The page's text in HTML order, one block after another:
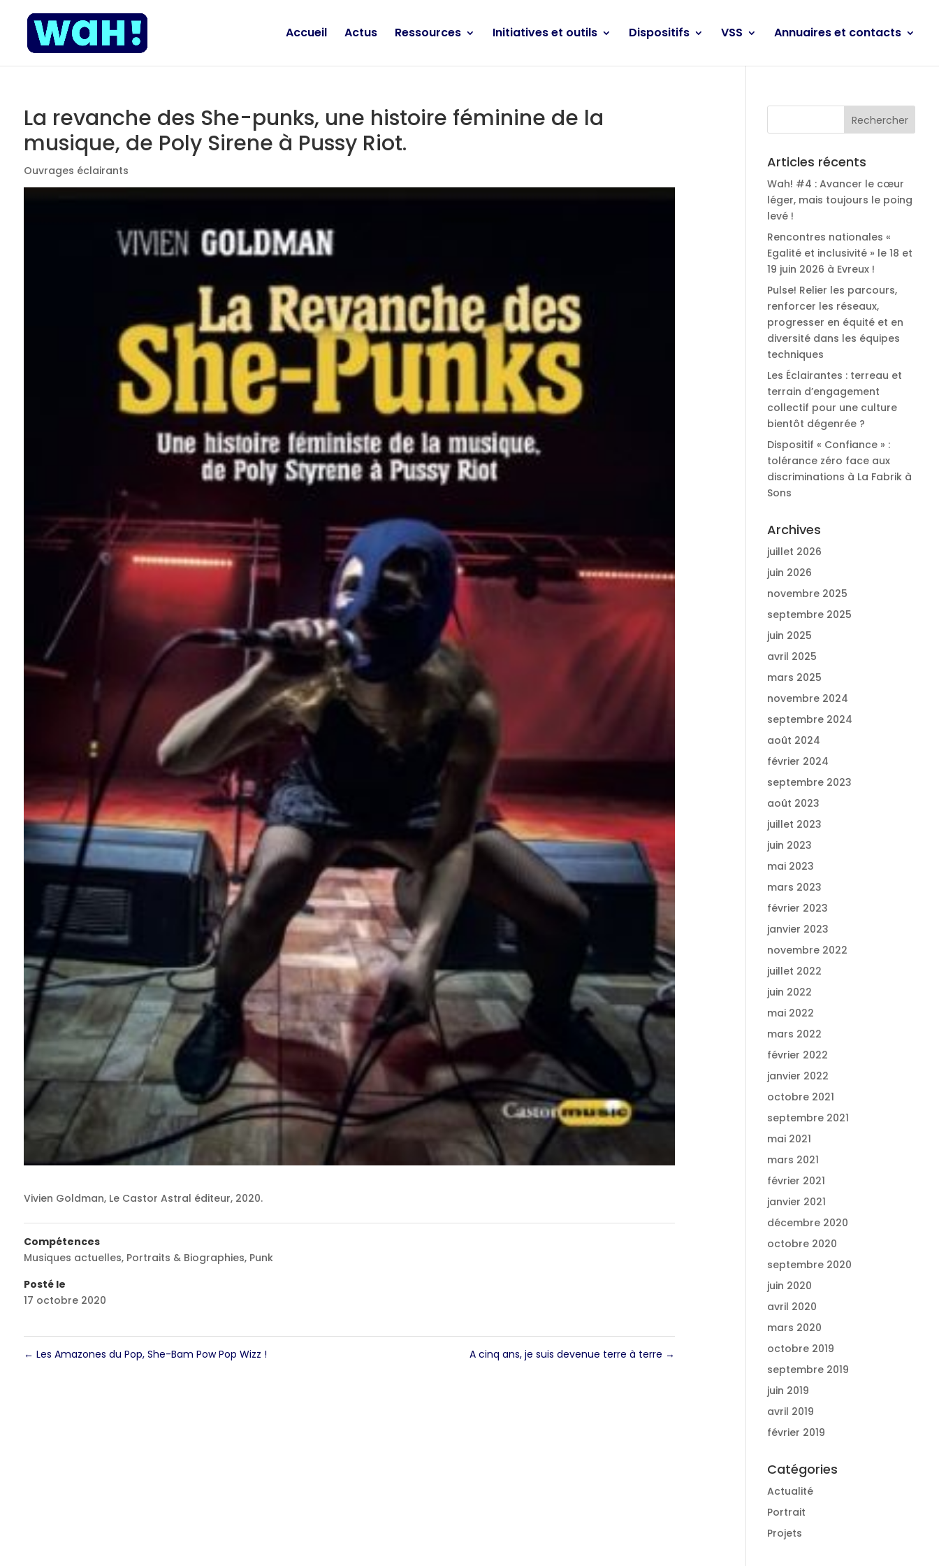
Accueil Actus Ressources Initiatives et outils Dispositifs VSS Annuaires et contacts
La revanche des She-punks, une histoire féminine de la
musique, de Poly Sirene à Pussy Riot.
Ouvrages éclairants
Vivien Goldman, Le Castor Astral éditeur, 2020.
Compétences
Musiques actuelles, Portraits & Biographies, Punk
Posté le
17 octobre 2020
← Les Amazones du Pop, She-Bam Pow Pop Wizz ! A cinq ans, je suis devenue terre à terre →
Articles récents
Wah! #4 : Avancer le cœur
léger, mais toujours le poing
levé !
Rencontres nationales «
Egalité et inclusivité » le 18 et
19 juin 2026 à Evreux !
Pulse! Relier les parcours,
renforcer les réseaux,
progresser en équité et en
diversité dans les équipes
techniques
Les Éclairantes : terreau et
terrain d’engagement
collectif pour une culture
bientôt dégenrée ?
Dispositif « Confiance » :
tolérance zéro face aux
discriminations à La Fabrik à
Sons
Archives
juillet 2026
juin 2026
novembre 2025
septembre 2025
juin 2025
avril 2025
mars 2025
novembre 2024
septembre 2024
août 2024
février 2024
septembre 2023
août 2023
juillet 2023
juin 2023
mai 2023
mars 2023
février 2023
janvier 2023
novembre 2022
juillet 2022
juin 2022
mai 2022
mars 2022
février 2022
janvier 2022
octobre 2021
septembre 2021
mai 2021
mars 2021
février 2021
janvier 2021
décembre 2020
octobre 2020
septembre 2020
juin 2020
avril 2020
mars 2020
octobre 2019
septembre 2019
juin 2019
avril 2019
février 2019
Catégories
Actualité
Portrait
Projets